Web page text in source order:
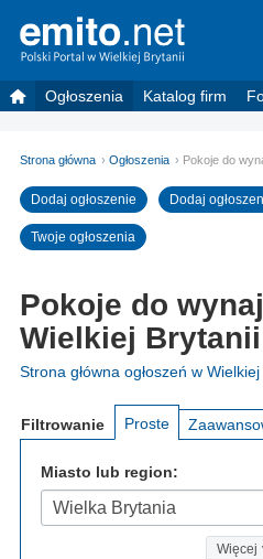
Ogłoszenia Katalog firm
Strona główna Ogłoszenia Pokoje do
Dodaj ogłoszenie Dodaj
Twoje ogłoszenia
Pokoje do
Wielkiej Brytanii
Strona główna ogłoszeń w
Filtrowanie Proste
Miasto lub region:
Wielka Brytania
Więcej